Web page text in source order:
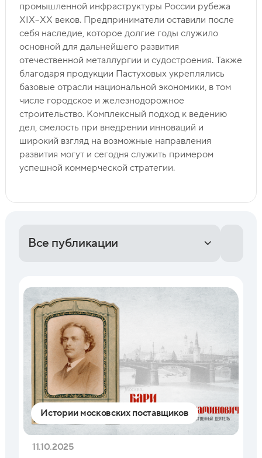
промышленной инфраструктуры России рубежа
XIX–XX веков. Предприниматели оставили после
себя наследие, которое долгие годы служило
основной для дальнейшего развития
отечественной металлургии и судостроения. Также
благодаря продукции Пастуховых укреплялись
базовые отрасли национальной экономики, в том
числе городское и железнодорожное
строительство. Комплексный подход к ведению
дел, смелость при внедрении инноваций и
широкий взгляд на возможные направления
развития могут и сегодня служить примером
успешной коммерческой стратегии.
Все публикации
Истории московских поставщиков
11.10.2025